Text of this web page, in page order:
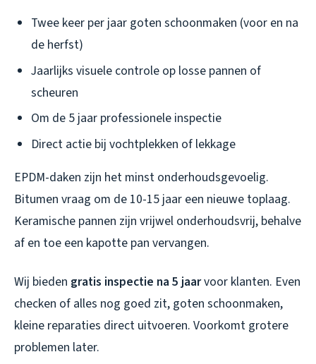
Twee keer per jaar goten schoonmaken (voor en na
de herfst)
Jaarlijks visuele controle op losse pannen of
scheuren
Om de 5 jaar professionele inspectie
Direct actie bij vochtplekken of lekkage
EPDM-daken zijn het minst onderhoudsgevoelig.
Bitumen vraag om de 10-15 jaar een nieuwe toplaag.
Keramische pannen zijn vrijwel onderhoudsvrij, behalve
af en toe een kapotte pan vervangen.
Wij bieden gratis inspectie na 5 jaarvoor klanten. Even
checken of alles nog goed zit, goten schoonmaken,
kleine reparaties direct uitvoeren. Voorkomt grotere
problemen later.